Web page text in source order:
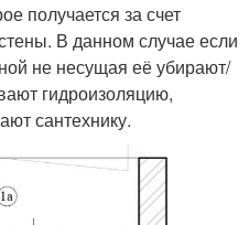
получается за счет
В данном случае если
не несущая её убирают/
гидроизоляцию,
сантехнику.